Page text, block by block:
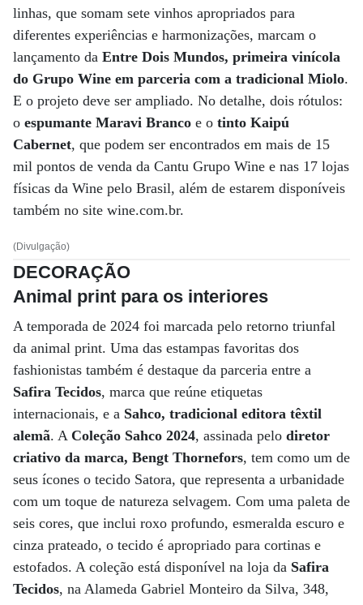
linhas, que somam sete vinhos apropriados para
diferentes experiências e harmonizações, marcam o
lançamento da Entre Dois Mundos, primeira vinícola
do Grupo Wine em parceria com a tradicional Miolo.
E o projeto deve ser ampliado. No detalhe, dois rótulos:
o espumante Maravi Branco e o tinto Kaipú
Cabernet, que podem ser encontrados em mais de 15
mil pontos de venda da Cantu Grupo Wine e nas 17 lojas
físicas da Wine pelo Brasil, além de estarem disponíveis
também no site wine.com.br.
(Divulgação)
DECORAÇÃO
Animal print para os interiores
A temporada de 2024 foi marcada pelo retorno triunfal
da animal print. Uma das estampas favoritas dos
fashionistas também é destaque da parceria entre a
Safira Tecidos, marca que reúne etiquetas
internacionais, e a Sahco, tradicional editora têxtil
alemã. A Coleção Sahco 2024, assinada pelo diretor
criativo da marca, Bengt Thornefors, tem como um de
seus ícones o tecido Satora, que representa a urbanidade
com um toque de natureza selvagem. Com uma paleta de
seis cores, que inclui roxo profundo, esmeralda escuro e
cinza prateado, o tecido é apropriado para cortinas e
estofados. A coleção está disponível na loja da Safira
Tecidos, na Alameda Gabriel Monteiro da Silva, 348,